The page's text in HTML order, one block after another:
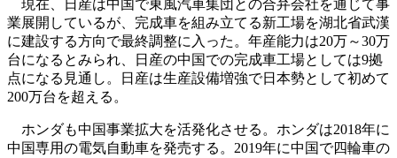
現在、日産は中国で東風汽車集団との合弁会社を通じて事
業展開しているが、完成車を組み立てる新工場を湖北省武漢
に建設する方向で最終調整に入った。年産能力は20万～30万
台になるとみられ、日産の中国での完成車工場としては9拠
点になる見通し。日産は生産設備増強で日本勢として初めて
200万台を超える。
ホンダも中国事業拡大を活発化させる。ホンダは2018年に
中国専用の電気自動車を発売する。2019年に中国で四輪車の